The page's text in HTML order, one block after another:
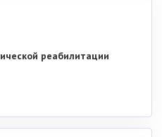
реабилитации